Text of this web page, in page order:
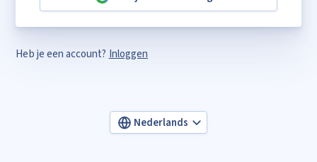
Heb je een account? Inloggen
Nederlands